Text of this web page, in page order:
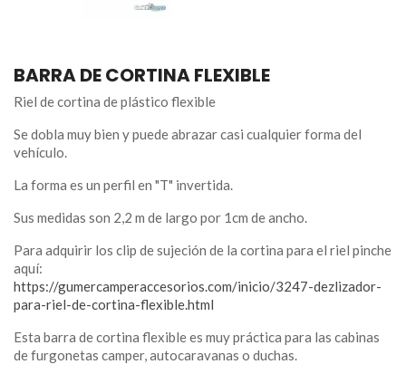
BARRA DE CORTINA FLEXIBLE
Riel de cortina de plástico flexible
Se dobla muy bien y puede abrazar casi cualquier forma del
vehículo.
La forma es un perfil en "T" invertida.
Sus medidas son 2,2 m de largo por 1cm de ancho.
Para adquirir los clip de sujeción de la cortina para el riel pinche
aquí:
https://gumercamperaccesorios.com/inicio/3247-dezlizador-
para-riel-de-cortina-flexible.html
Esta barra de cortina flexible es muy práctica para las cabinas
de furgonetas camper, autocaravanas o duchas.